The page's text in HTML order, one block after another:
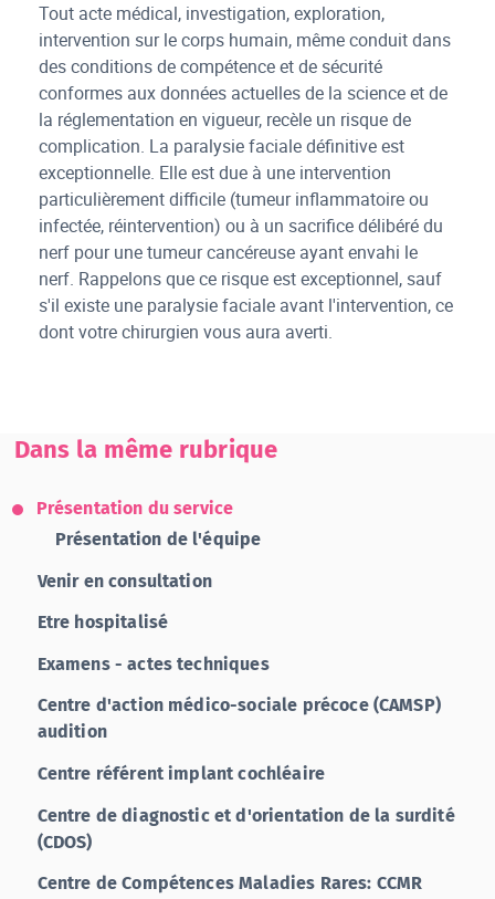
Tout acte médical, investigation, exploration,
intervention sur le corps humain, même conduit dans
des conditions de compétence et de sécurité
conformes aux données actuelles de la science et de
la réglementation en vigueur, recèle un risque de
complication. La paralysie faciale définitive est
exceptionnelle. Elle est due à une intervention
particulièrement difficile (tumeur inflammatoire ou
infectée, réintervention) ou à un sacrifice délibéré du
nerf pour une tumeur cancéreuse ayant envahi le
nerf. Rappelons que ce risque est exceptionnel, sauf
s'il existe une paralysie faciale avant l'intervention, ce
dont votre chirurgien vous aura averti.
Dans la même rubrique
Présentation du service
Présentation de l'équipe
Venir en consultation
Etre hospitalisé
Examens - actes techniques
Centre d'action médico-sociale précoce (CAMSP)
audition
Centre référent implant cochléaire
Centre de diagnostic et d'orientation de la surdité
(CDOS)
Centre de Compétences Maladies Rares: CCMR